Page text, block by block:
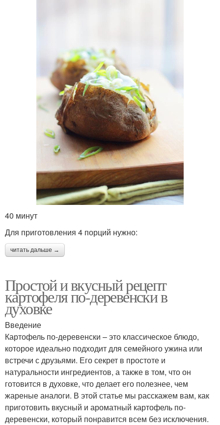
40 минут
Для приготовления 4 порций нужно:
читать дальше →
Простой и вкусный рецепт
картофеля по-деревенски в
духовке
Введение
Картофель по-деревенски – это классическое блюдо,
которое идеально подходит для семейного ужина или
встречи с друзьями. Его секрет в простоте и
натуральности ингредиентов, а также в том, что он
готовится в духовке, что делает его полезнее, чем
жареные аналоги. В этой статье мы расскажем вам, как
приготовить вкусный и ароматный картофель по-
деревенски, который понравится всем без исключения.